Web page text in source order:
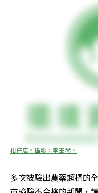
柑仔店。攝影：李玉琴。
多次被驗出農藥超標的